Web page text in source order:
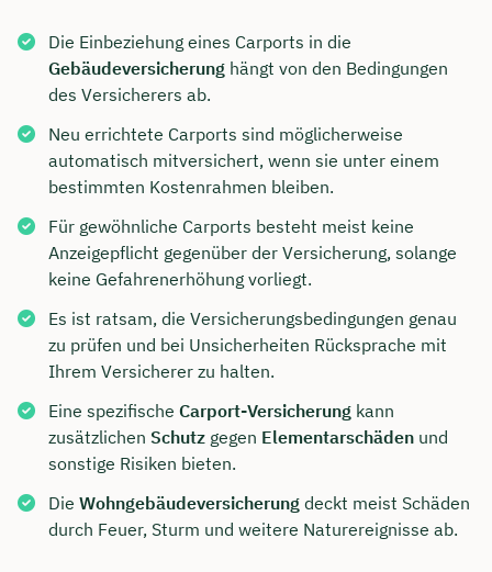
Die Einbeziehung eines Carports in die
Gebäudeversicherung hängt von den Bedingungen
des Versicherers ab.
Neu errichtete Carports sind möglicherweise
automatisch mitversichert, wenn sie unter einem
bestimmten Kostenrahmen bleiben.
Für gewöhnliche Carports besteht meist keine
Anzeigepflicht gegenüber der Versicherung, solange
keine Gefahrenerhöhung vorliegt.
Es ist ratsam, die Versicherungsbedingungen genau
zu prüfen und bei Unsicherheiten Rücksprache mit
Ihrem Versicherer zu halten.
Eine spezifische Carport-Versicherung kann
zusätzlichen Schutz gegen Elementarschäden und
sonstige Risiken bieten.
Die Wohngebäudeversicherung deckt meist Schäden
durch Feuer, Sturm und weitere Naturereignisse ab.